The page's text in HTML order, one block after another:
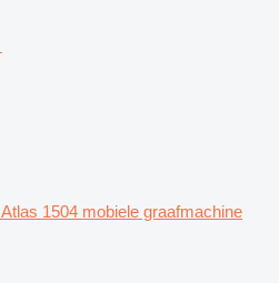
Atlas 1504 mobiele graafmachine